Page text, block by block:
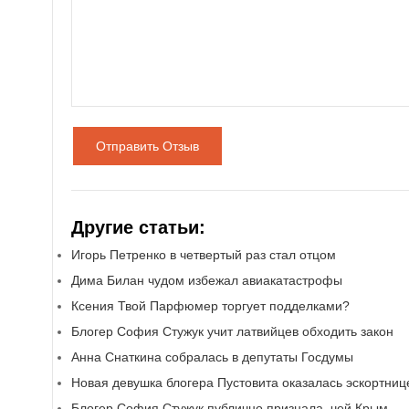
Отправить Отзыв
Другие статьи:
Игорь Петренко в четвертый раз стал отцом
Дима Билан чудом избежал авиакатастрофы
Ксения Твой Парфюмер торгует подделками?
Блогер София Стужук учит латвийцев обходить закон
Анна Снаткина собралась в депутаты Госдумы
Новая девушка блогера Пустовита оказалась